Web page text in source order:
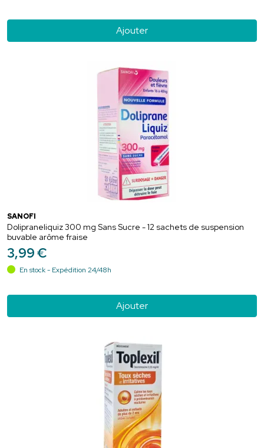
Ajouter
SANOFI
Dolipraneliquiz 300 mg Sans Sucre - 12 sachets de suspension
buvable arôme fraise
3,99€
En stock - Expédition 24/48h
Ajouter